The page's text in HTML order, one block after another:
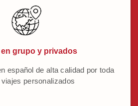
grupo y privados
español de alta calidad por toda
personalizados